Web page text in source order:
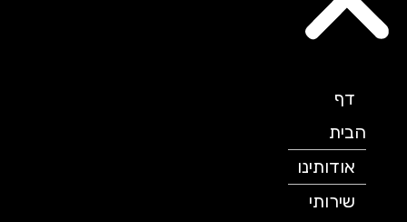
הבית
אודותינו
שירותי